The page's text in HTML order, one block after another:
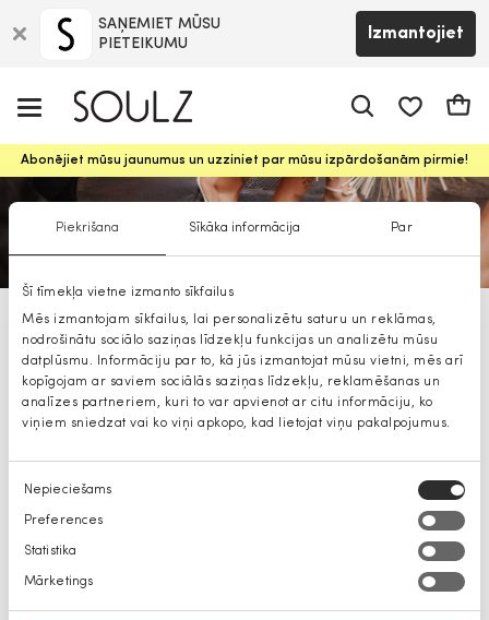
Piekrišana Sīkāka informācija Par
Šī tīmekļa vietne izmanto sīkfailus
Mēs izmantojam sīkfailus, lai personalizētu saturu un reklāmas,
nodrošinātu sociālo saziņas līdzekļu funkcijas un analizētu mūsu
datplūsmu. Informāciju par to, kā jūs izmantojat mūsu vietni, mēs arī
kopīgojam ar saviem sociālās saziņas līdzekļu, reklamēšanas un
analīzes partneriem, kuri to var apvienot ar citu informāciju, ko
viņiem sniedzat vai ko viņi apkopo, kad lietojat viņu pakalpojumus.
Piekrišanas
izvēle
Nepieciešams
Preferences
Statistika
Mārketings
SAŅEMIET MŪSU
PIETEIKUMU
Izmantojiet
Abonējiet mūsu jaunumus un uzziniet par mūsu izpārdošanām pirmie!
ALDO mugursomas